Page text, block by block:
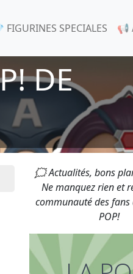
FIGURINES SPECIALES 📢
DE
🗯 Actualités, bons
Ne manquez rien et
communauté des
POP!